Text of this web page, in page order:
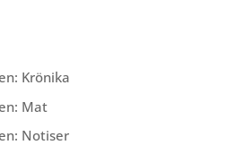
Krönika
Mat
Notiser